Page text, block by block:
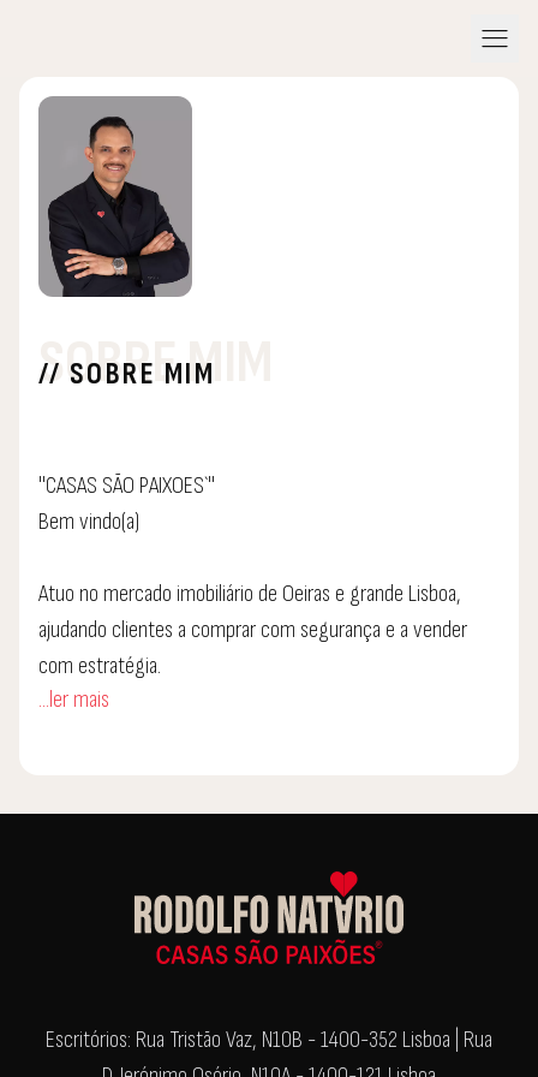
menu
// SOBRE MIM
SOBRE MIM
"CASAS SÃO PAIXOES`"
Bem vindo(a)
Atuo no mercado imobiliário de Oeiras e grande Lisboa,
ajudando clientes a comprar com segurança e a vender
com estratégia.
processo de forma simples e transparente.
Cada cliente tem um objetivo diferente — o meu trabalho é
garantir que a decisão seja a mais informada e acertada
Disponível para avaliação de imóveis e acompanhamento
personalizado.
...ler mais
Escritórios: Rua Tristão Vaz, N10B - 1400-352 Lisboa | Rua